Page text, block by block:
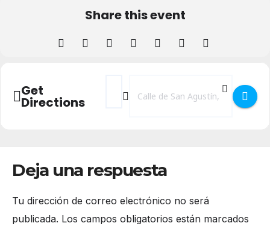
Share this event
Get
Directions
Address - Jardín de los Sentidos
Destination Address - Jardín de
Deja una respuesta
Tu dirección de correo electrónico no será
publicada. Los campos obligatorios están marcados